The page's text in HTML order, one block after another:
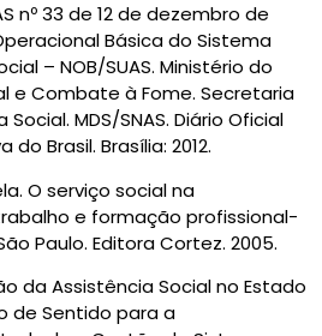
nº 33 de 12 de dezembro de
Básica do Sistema
– NOB/SUAS. Ministério do
e Combate à Fome. Secretaria
MDS/SNAS. Diário Oficial
Brasil. Brasília: 2012.
O serviço social na
e formação profissional-
Paulo. Editora Cortez. 2005.
da Assistência Social no Estado
de Sentido para a